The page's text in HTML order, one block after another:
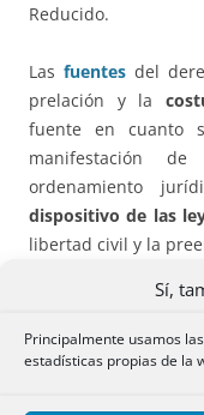
Sí,
Principalmente usamos
estadísticas propias de la
Reducido.
Las fuentes del
prelación y la
fuente en cuanto
manifestación
ordenamiento
dispositivo de las
libertad civil y la
remisiones
dinámicas y no
Disposición